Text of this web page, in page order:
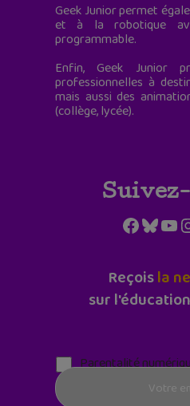
Geek Junior permet
et à la robotique
programmable.
Enfin, Geek Junior
professionnelles à
mais aussi des
(collège, lycée).
Reçoisla
sur
Parentalité